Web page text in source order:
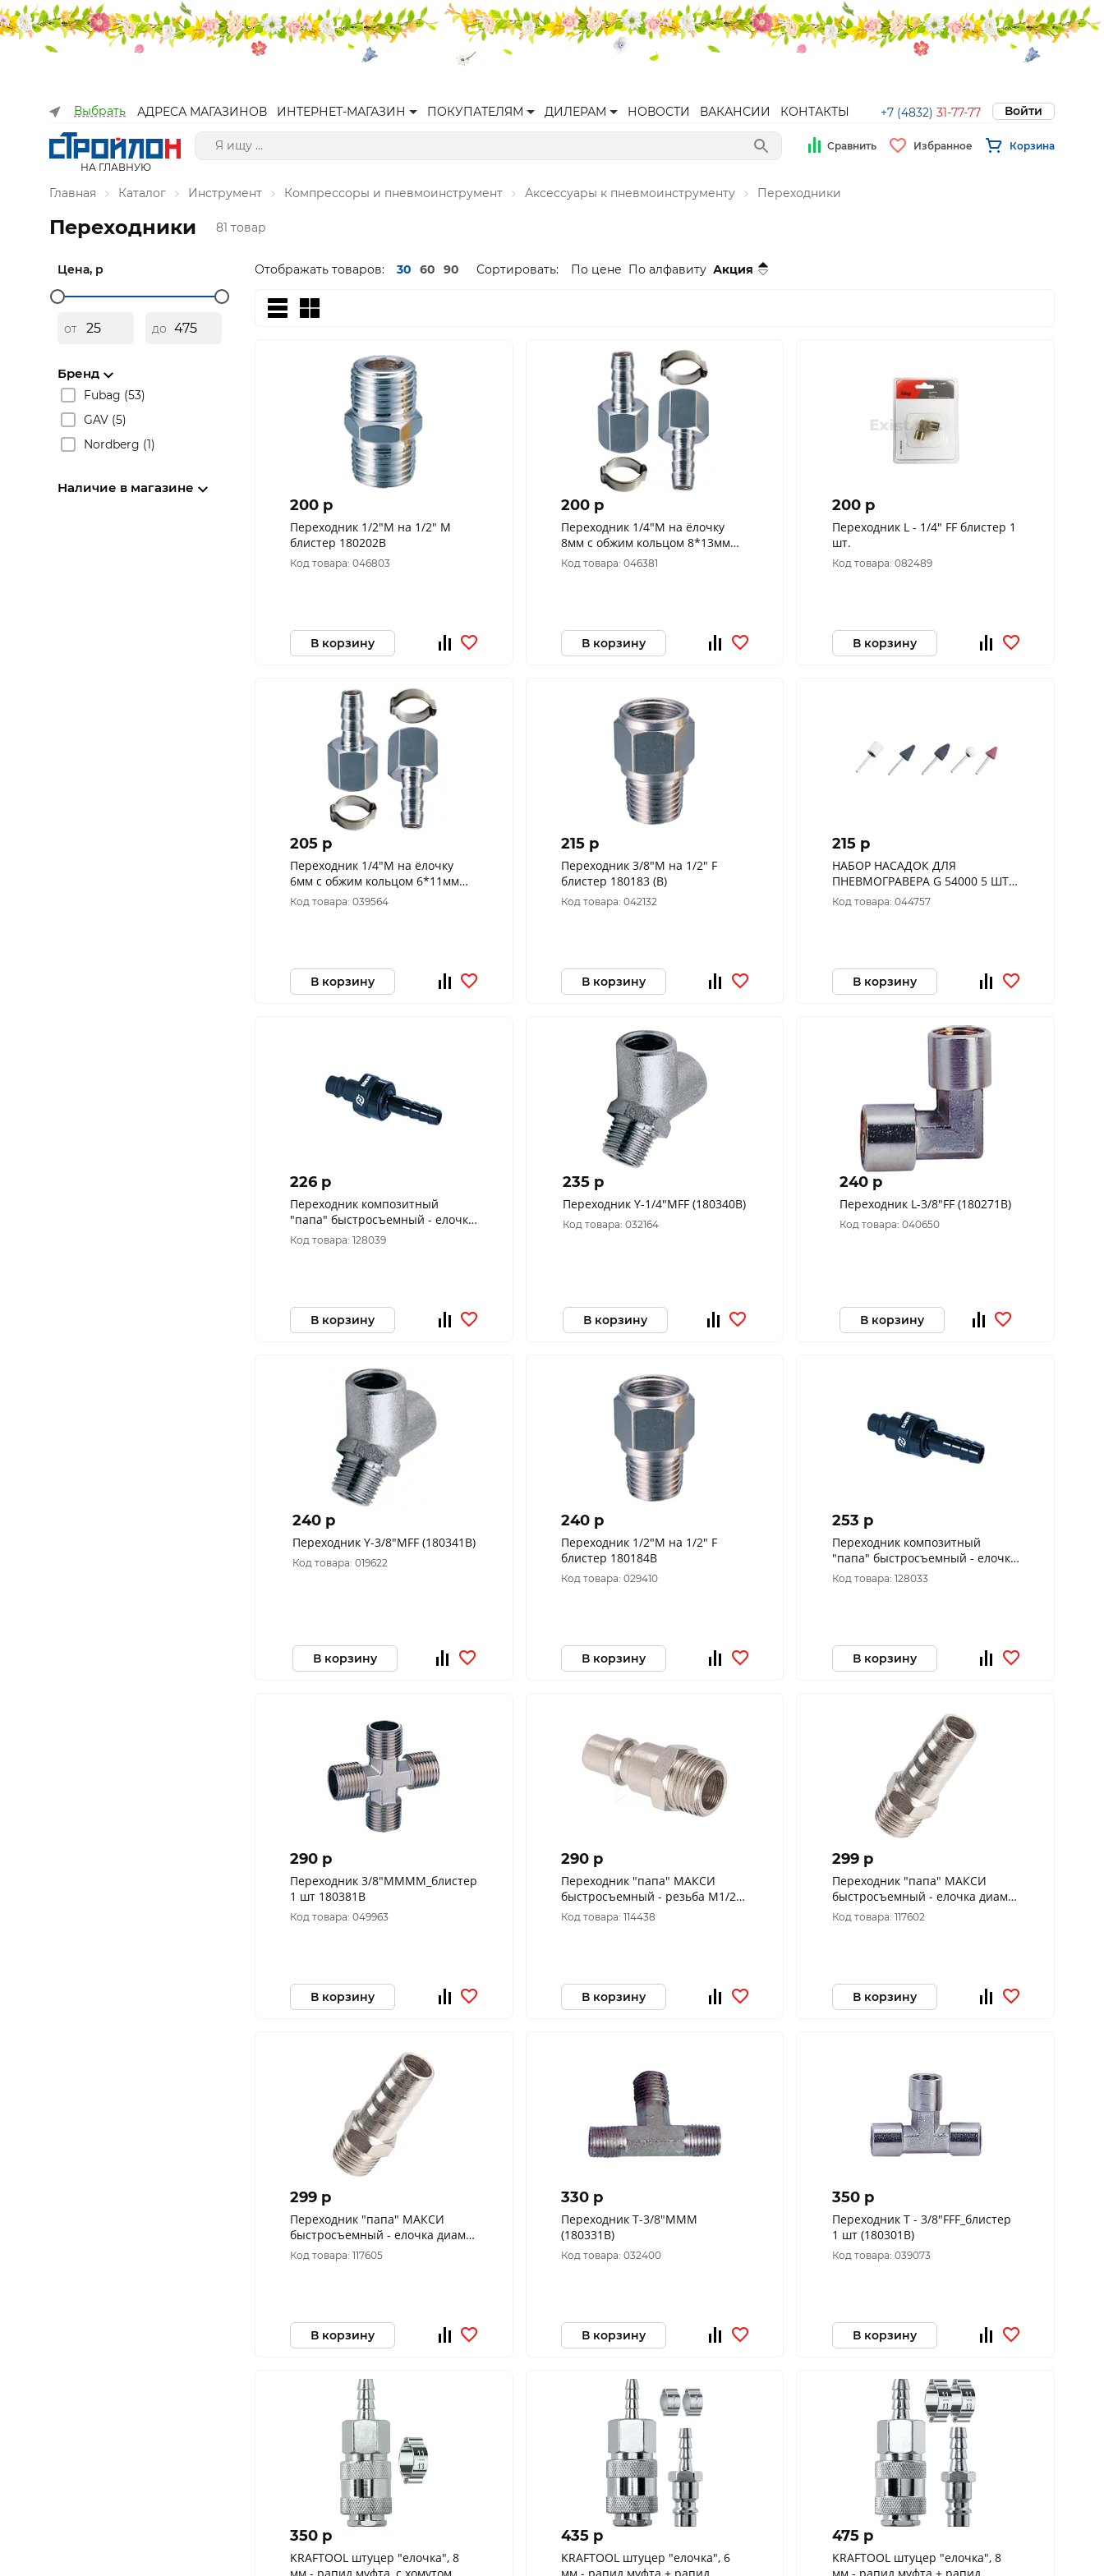
Выбрать АДРЕСА МАГАЗИНОВ ИНТЕРНЕТ-МАГАЗИН ПОКУПАТЕЛЯМ ДИЛЕРАМ НОВОСТИ ВАКАНСИИ КОНТАКТЫ +7 (4832) 31-77-77 Войти
НА ГЛАВНУЮ
Сравнить Избранное Корзина
Главная Каталог Инструмент Компрессоры и пневмоинструмент Аксессуары к пневмоинструменту Переходники
Переходники 81 товар
Цена, р
от до
Бренд
Fubag (53)
GAV (5)
Nordberg (1)
Наличие в магазине
Отображать товаров: 30 60 90 Сортировать: По цене По алфавиту Акция
200 p
Переходник 1/2"М на 1/2" M
блистер 180202В
Код товара: 046803
В корзину
200 p
Переходник 1/4"М на ёлочку
8мм с обжим кольцом 8*13мм
(180431В)
Код товара: 046381
В корзину
200 p
Переходник L - 1/4" FF блистер 1
шт.
Код товара: 082489
В корзину
205 p
Переходник 1/4"М на ёлочку
6мм с обжим кольцом 6*11мм
(180430В)
Код товара: 039564
В корзину
215 p
Переходник 3/8"М на 1/2" F
блистер 180183 (B)
Код товара: 042132
В корзину
215 p
НАБОР НАСАДОК ДЛЯ
ПНЕВМОГРАВЕРА G 54000 5 ШТ.
100451
Код товара: 044757
В корзину
226 p
Переходник композитный
"папа" быстросъемный - елочка
диам. 8 мм NORDBERG NKM08
Код товара: 128039
В корзину
235 p
Переходник Y-1/4"МFF (180340В)
Код товара: 032164
В корзину
240 p
Переходник L-3/8"FF (180271В)
Код товара: 040650
В корзину
240 p
Переходник Y-3/8"МFF (180341В)
Код товара: 019622
В корзину
240 p
Переходник 1/2"М на 1/2" F
блистер 180184В
Код товара: 029410
В корзину
253 p
Переходник композитный
"папа" быстросъемный - елочка
диам. 10 мм NORDBERG NKM10
Код товара: 128033
В корзину
290 p
Переходник 3/8"MMMM_блистер
1 шт 180381B
Код товара: 049963
В корзину
290 p
Переходник "папа" МАКСИ
быстросъемный - резьба M1/2"
NORDBERG NPM24M
Код товара: 114438
В корзину
299 p
Переходник "папа" МАКСИ
быстросъемный - елочка диам.
14 мм NORDBERG NPM14M
Код товара: 117602
В корзину
299 p
Переходник "папа" МАКСИ
быстросъемный - елочка диам.
12 мм NORDBERG NPM12M
Код товара: 117605
В корзину
330 p
Переходник T-3/8"МMM
(180331В)
Код товара: 032400
В корзину
350 p
Переходник T - 3/8"FFF_блистер
1 шт (180301B)
Код товара: 039073
В корзину
350 p
KRAFTOOL штуцер "елочка", 8
435 p
KRAFTOOL штуцер "елочка", 6
475 p
KRAFTOOL штуцер "елочка", 8